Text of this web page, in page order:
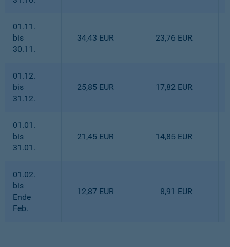
01.11.
bis
30.11.
34,43 EUR 23,76 EUR
01.12.
bis
31.12.
25,85 EUR 17,82 EUR
01.01.
bis
31.01.
21,45 EUR 14,85 EUR
01.02.
bis
Ende
Feb.
12,87 EUR 8,91 EUR